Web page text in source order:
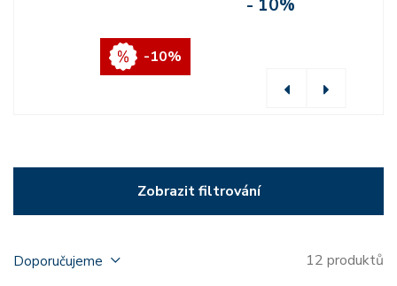
-10%
Doporučujeme
Zobrazit filtrování
12 produktů